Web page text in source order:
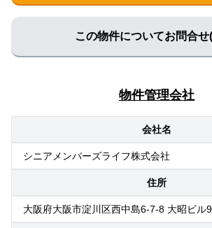
この物件についてお問合せ
物件管理会社
会社名
シニアメンバーズライフ株式会社
住所
大阪府大阪市淀川区西中島6-7-8 大昭ビル